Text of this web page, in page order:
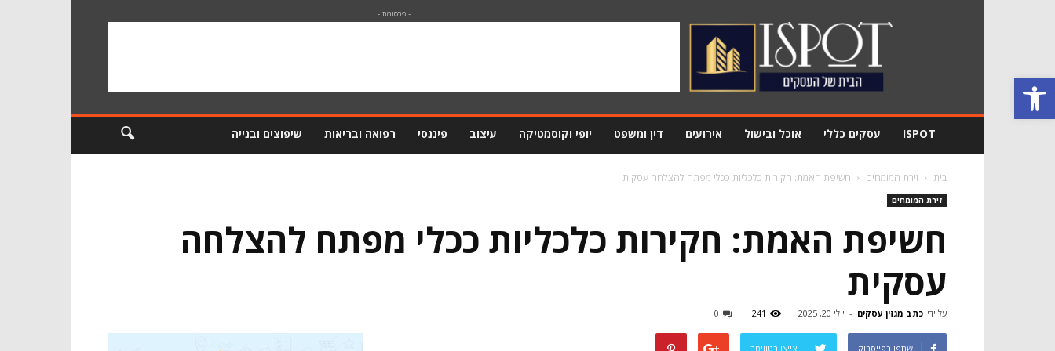
פתח סרגל נגישות
מגזין
Ispot
- פרסומת -
ISPOT עסקים כללי אוכל ובישול אירועים דין ומשפט יופי וקוסמטיקה עיצוב פיננסי רפואה ובריאות שיפוצים ובנייה
בית זירת המומחים חשיפת האמת: חקירות כלכליות ככלי מפתח להצלחה עסקית
זירת המומחים
חשיפת האמת: חקירות כלכליות ככלי מפתח להצלחה
עסקית
על ידי כתב מגזין עסקים - יולי 20, 2025 241
0
שתפו בפייסבוק צייצו בטוויטר